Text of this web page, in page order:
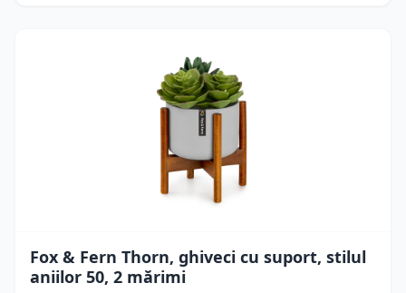
Fox & Fern Thorn, ghiveci cu suport, stilul
aniilor 50, 2 mărimi